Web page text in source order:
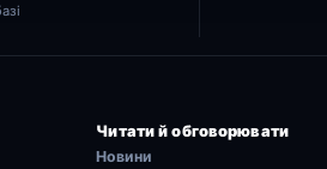
Читати й обговорювати
Новини